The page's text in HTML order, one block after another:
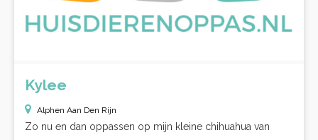
Kylee
Alphen Aan Den Rijn
Zo nu en dan oppassen op mijn kleine chihuahua van